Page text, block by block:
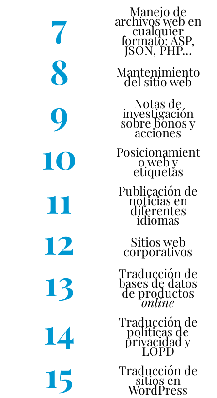
7 Manejo de
archivos web en
cualquier
formato: ASP,
JSON, PHP…
8 Mantenimiento
del sitio web
9 Notas de
investigación
sobre bonos y
acciones
10 Posicionamient
o web y
etiquetas
11 Publicación de
noticias en
diferentes
idiomas
12 Sitios web
corporativos
13 Traducción de
bases de datos
de productos
online
14 Traducción de
políticas de
privacidad y
LOPD
15 Traducción de
sitios en
WordPress